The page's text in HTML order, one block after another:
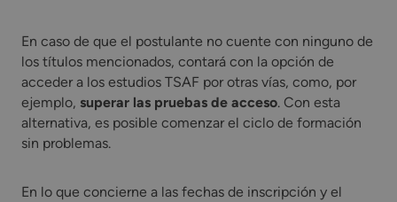
En caso de que el postulante no cuente con ninguno de
los títulos mencionados, contará con la opción de
acceder a los estudios TSAF por otras vías, como, por
ejemplo, superar las pruebas de acceso. Con esta
alternativa, es posible comenzar el ciclo de formación
sin problemas.
En lo que concierne a las fechas de inscripción y el